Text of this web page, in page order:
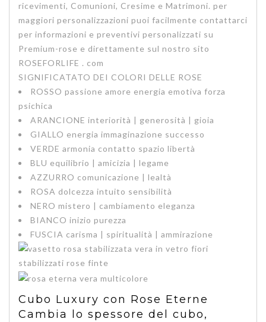
ricevimenti, Comunioni, Cresime e Matrimoni. per
maggiori personalizzazioni puoi facilmente contattarci
per informazioni e preventivi personalizzati su
Premium-rose e direttamente sul nostro sito
ROSEFORLIFE . com
SIGNIFICATATO DEI COLORI DELLE ROSE
ROSSO passione amore energia emotiva forza
psichica
ARANCIONE interiorità | generosità | gioia
GIALLO energia immaginazione successo
VERDE armonia contatto spazio libertà
BLU equilibrio | amicizia | legame
AZZURRO comunicazione | lealtà
ROSA dolcezza intuito sensibilità
NERO mistero | cambiamento eleganza
BIANCO inizio purezza
FUSCIA carisma | spiritualità | ammirazione
Cubo Luxury con Rose Eterne
Cambia lo spessore del cubo,